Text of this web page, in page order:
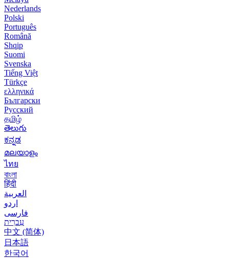
Nederlands
Polski
Português
Română
Shqip
Suomi
Svenska
Tiếng Việt
Türkçe
ελληνικά
Български
Русский
தமிழ்
తెలుగు
ಕನ್ನಡ
മലയാളം
ไทย
বাংলা
हिंदी
العربية
اردو
فارسی
עִברִית
中文 (简体)
日本語
한국어